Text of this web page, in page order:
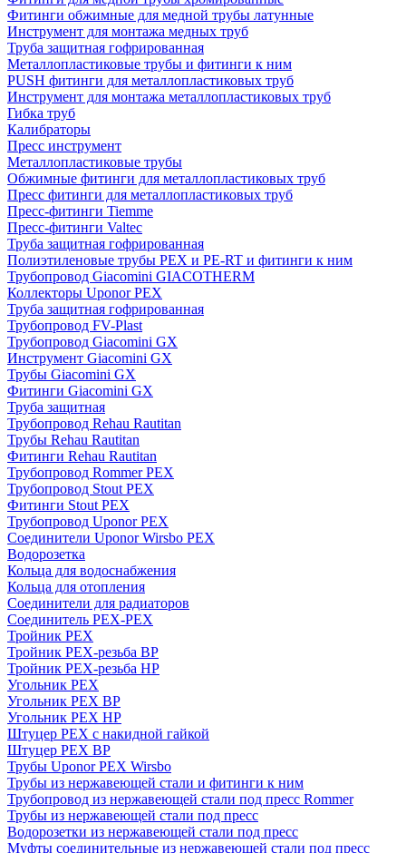
Фитинги обжимные для медной трубы латунные
Инструмент для монтажа медных труб
Труба защитная гофрированная
Металлопластиковые трубы и фитинги к ним
PUSH фитинги для металлопластиковых труб
Инструмент для монтажа металлопластиковых труб
Гибка труб
Калибраторы
Пресс инструмент
Металлопластиковые трубы
Обжимные фитинги для металлопластиковых труб
Пресс фитинги для металлопластиковых труб
Пресс-фитинги Tiemme
Пресс-фитинги Valtec
Труба защитная гофрированная
Полиэтиленовые трубы PEX и PE-RT и фитинги к ним
Трубопровод Giacomini GIACOTHERM
Коллекторы Uponor PEX
Труба защитная гофрированная
Трубопровод FV-Plast
Трубопровод Giacomini GX
Инструмент Giacomini GX
Трубы Giacomini GX
Фитинги Giacomini GX
Труба защитная
Трубопровод Rehau Rautitan
Трубы Rehau Rautitan
Фитинги Rehau Rautitan
Трубопровод Rommer PEX
Трубопровод Stout PEX
Фитинги Stout PEX
Трубопровод Uponor PEX
Соединители Uponor Wirsbo PEX
Водорозетка
Кольца для водоснабжения
Кольца для отопления
Соединители для радиаторов
Соединитель PEX-PEX
Тройник PEX
Тройник PEX-резьба ВР
Тройник PEX-резьба НР
Угольник PEX
Угольник PEX ВР
Угольник PEX НР
Штуцер PEX c накидной гайкой
Штуцер PEX ВР
Трубы Uponor PEX Wirsbo
Трубы из нержавеющей стали и фитинги к ним
Трубопровод из нержавеющей стали под пресс Rommer
Трубы из нержавеющей стали под пресс
Водорозетки из нержавеющей стали под пресс
Муфты соединительные из нержавеющей стали под пресс